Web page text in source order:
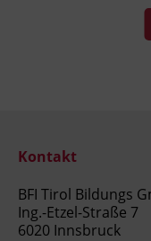
Kontakt
BFI Tirol Bildungs
Ing.-Etzel-Straße 7
6020 Innsbruck